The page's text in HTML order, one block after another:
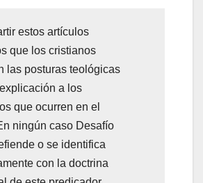
estos artículos
que los cristianos
las posturas teológicas
a los
que ocurren en el
ningún caso Desafío
o se identifica
con la doctrina